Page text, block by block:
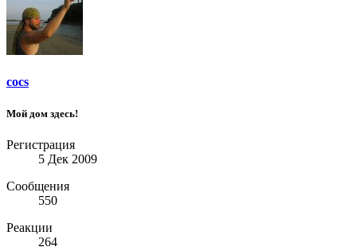
cocs
Мой дом здесь!
Регистрация
5 Дек 2009
Сообщения
550
Реакции
264